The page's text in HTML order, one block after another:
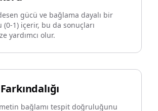
gücü ve bağlama dayalı bir
(0-1) içerir, bu da sonuçları
yardımcı olur.
bağlamı tespit doğruluğunu